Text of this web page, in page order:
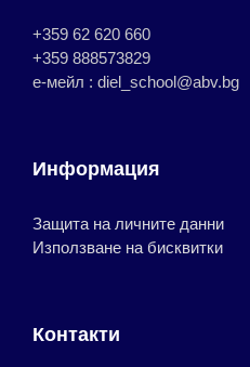
+359 62 620 660
+359 888573829
е-мейл : diel_school@abv.bg
Информация
Защита на личните данни
Използване на бисквитки
Контакти